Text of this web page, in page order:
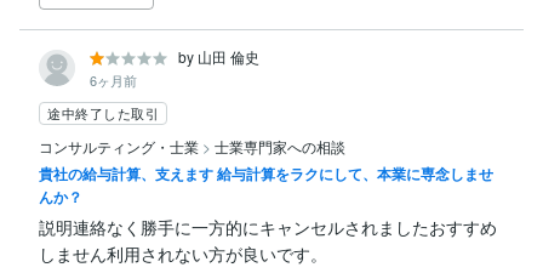
by 山田 倫史
6ヶ月前
途中終了した取引
コンサルティング・士業 > 士業専門家への相談
貴社の給与計算、支えます 給与計算をラクにして、本業に専念しませ
んか？
説明連絡なく勝手に一方的にキャンセルされましたおすすめ
しません利用されない方が良いです。